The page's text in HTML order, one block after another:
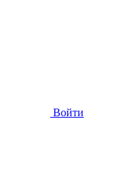
Войти